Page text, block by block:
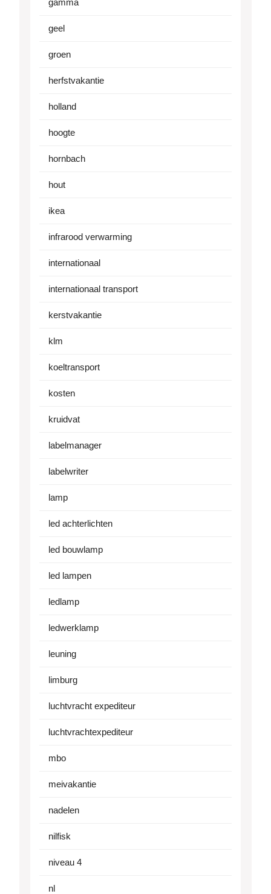
gamma
geel
groen
herfstvakantie
holland
hoogte
hornbach
hout
ikea
infrarood verwarming
internationaal
internationaal transport
kerstvakantie
klm
koeltransport
kosten
kruidvat
labelmanager
labelwriter
lamp
led achterlichten
led bouwlamp
led lampen
ledlamp
ledwerklamp
leuning
limburg
luchtvracht expediteur
luchtvrachtexpediteur
mbo
meivakantie
nadelen
nilfisk
niveau 4
nl